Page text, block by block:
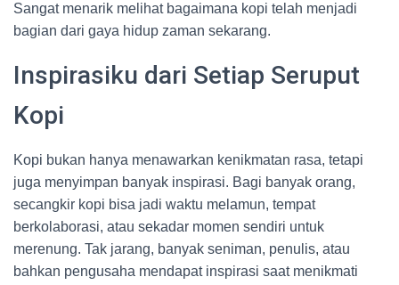
Sangat menarik melihat bagaimana kopi telah menjadi
bagian dari gaya hidup zaman sekarang.
Inspirasiku dari Setiap Seruput
Kopi
Kopi bukan hanya menawarkan kenikmatan rasa, tetapi
juga menyimpan banyak inspirasi. Bagi banyak orang,
secangkir kopi bisa jadi waktu melamun, tempat
berkolaborasi, atau sekadar momen sendiri untuk
merenung. Tak jarang, banyak seniman, penulis, atau
bahkan pengusaha mendapat inspirasi saat menikmati